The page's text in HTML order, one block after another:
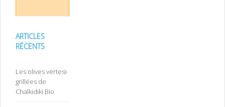
ARTICLES
RÉCENTS
Les olives vertes
grillées de
Chalkidiki Bio